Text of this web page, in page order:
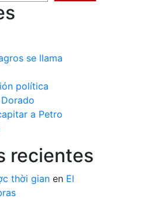
se llama
política
a Petro
recientes
thời gian en El